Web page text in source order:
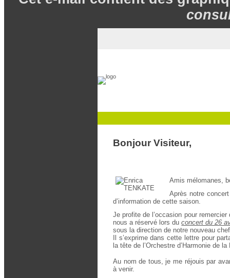
Bonjour Visiteur,
Amis mélomanes,
Après notre
d’information de cette saison.
Je profite de l’occasion pour remercier
nous a réservé lors duconcert du 26
sous la direction de notre nouveau
Il s’exprime dans cette lettre pour
la tête de l’Orchestre d’Harmonie de
Au nom de tous, je me réjouis par
à venir.